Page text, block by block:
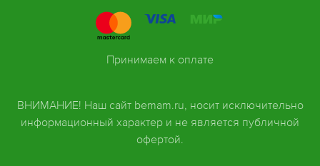
ВНИМАНИЕ! Наш сайт bemam.ru, носит исключительно
информационный характер и не является публичной
офертой.
Принимаем к оплате